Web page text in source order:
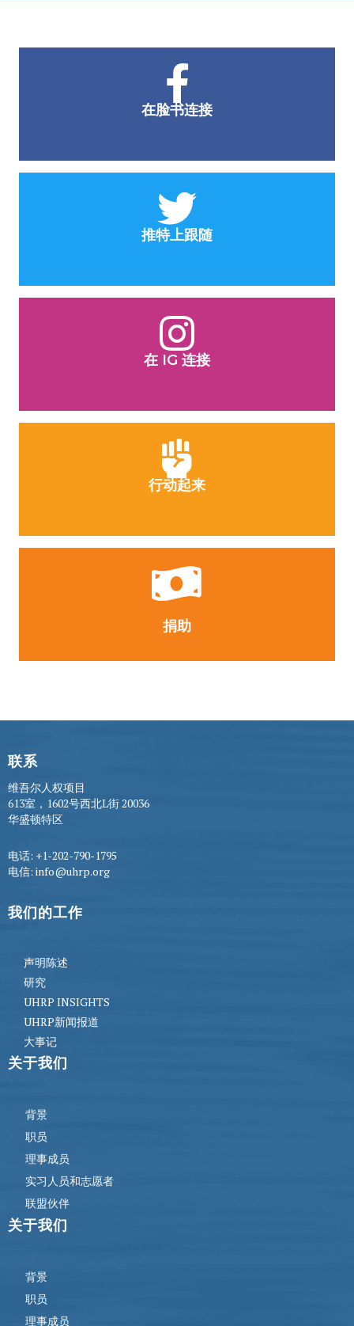
在脸书连接
推特上跟随
在 IG 连接
行动起来
捐助
联系
维吾尔人权项目
613室，1602号西北L街 20036
华盛顿特区
电话: +1-202-790-1795
电信: info@uhrp.org
我们的工作
声明陈述
研究
UHRP INSIGHTS
UHRP新闻报道
大事记
关于我们
背景
职员
理事成员
实习人员和志愿者
联盟伙伴
关于我们
背景
职员
理事成员